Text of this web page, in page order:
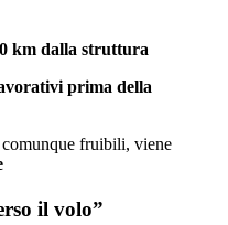
km dalla struttura
prima della
fruibili, viene
il volo”